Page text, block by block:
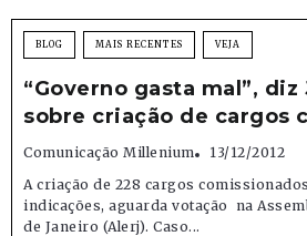
BLOG MAIS RECENTES VEJA
“Governo gasta mal”,
sobre criação de cargos
Comunicação Millenium
13/12/2012
A criação de 228 cargos
indicações, aguarda votação na
de Janeiro (Alerj). Caso...